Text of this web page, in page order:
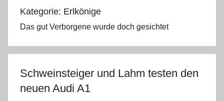
123.de
Kategorie: Erlkönige
Das gut Verborgene wurde doch gesichtet
Schweinsteiger und Lahm testen den
neuen Audi A1